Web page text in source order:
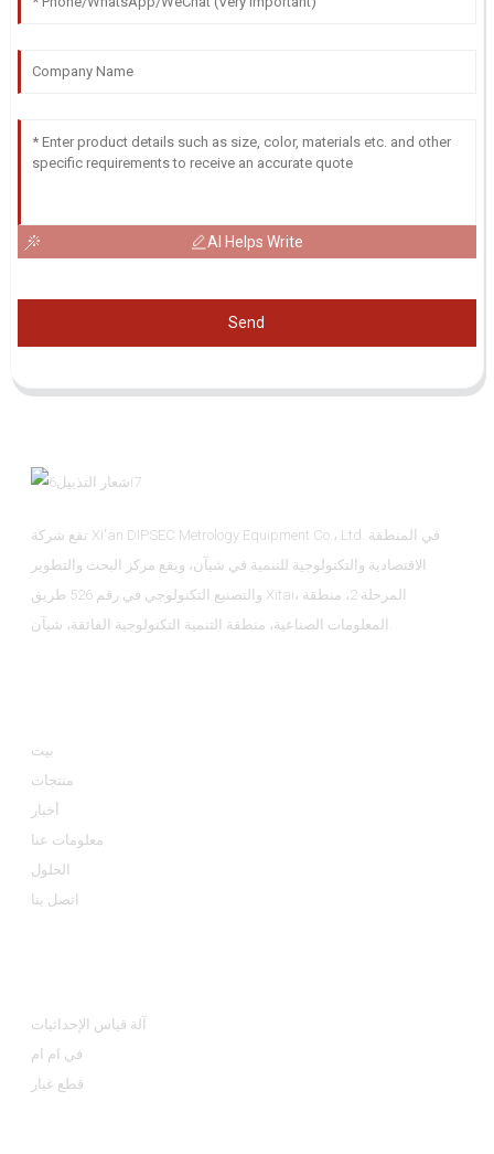
AI Helps Write
Send
تقع شركة Xi'an DIPSEC Metrology Equipment Co.، Ltd. في المنطقة
الاقتصادية والتكنولوجية للتنمية في شيآن، ويقع مركز البحث والتطوير
والتصنيع التكنولوجي في رقم 526 طريق Xitai، المرحلة 2، منطقة
بيت
منتجات
أخبار
معلومات عنا
الحلول
اتصل بنا
آلة قياس الإحداثيات
في ام ام
قطع غيار